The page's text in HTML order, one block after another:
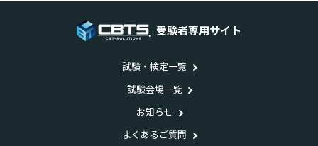
受験者専用サイト
試験・検定一覧
試験会場一覧
お知らせ
よくあるご質問